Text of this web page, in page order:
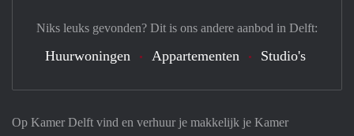
Op Kamer Delft vind en verhuur je makkelijk je Kamer
Niks leuks gevonden? Dit is ons andere aanbod in Delft:
Huurwoningen Appartementen Studio's